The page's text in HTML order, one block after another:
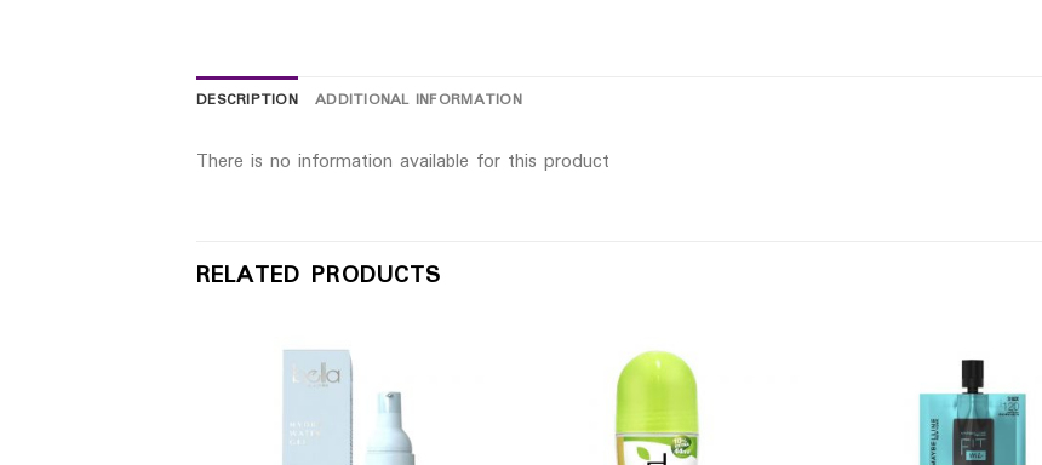
DESCRIPTION ADDITIONAL INFORMATION
There is no information available for this product
RELATED PRODUCTS